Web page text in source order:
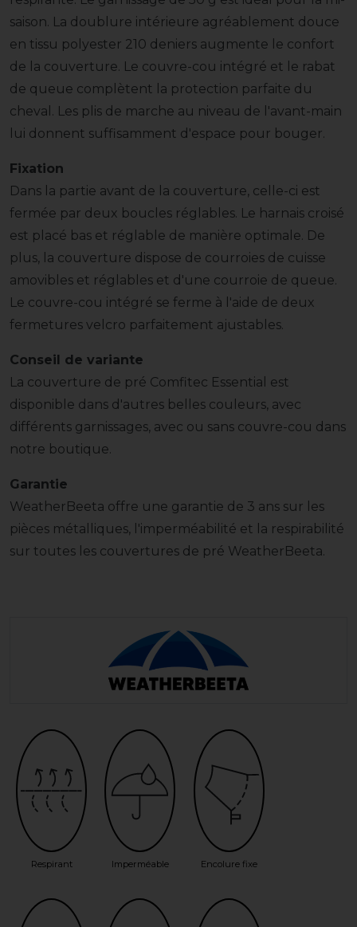
saison. La doublure intérieure agréablement douce
en tissu polyester 210 deniers augmente le confort
de la couverture. Le couvre-cou intégré et le rabat
de queue complètent la protection parfaite du
cheval. Les plis de marche au niveau de l'avant-main
lui donnent suffisamment d'espace pour bouger.
Fixation
Dans la partie avant de la couverture, celle-ci est
fermée par deux boucles réglables. Le harnais croisé
est placé bas et réglable de manière optimale. De
plus, la couverture dispose de courroies de cuisse
amovibles et réglables et d'une courroie de queue.
Le couvre-cou intégré se ferme à l'aide de deux
fermetures velcro parfaitement ajustables.
Conseil de variante
La couverture de pré Comfitec Essential est
disponible dans d'autres belles couleurs, avec
différents garnissages, avec ou sans couvre-cou dans
notre boutique.
Garantie
WeatherBeeta offre une garantie de 3 ans sur les
pièces métalliques, l'imperméabilité et la respirabilité
sur toutes les couvertures de pré WeatherBeeta.
Respirant Imperméable Encolure fixe